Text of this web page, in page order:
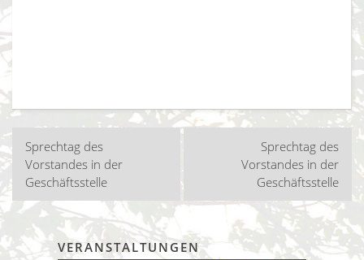
Beitragsnavigation
Sprechtag des
Vorstandes in der
Geschäftsstelle
Sprechtag des
Vorstandes in der
Geschäftsstelle
VERANSTALTUNGEN